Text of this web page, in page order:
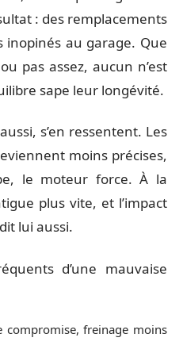
: des remplacements
inopinés au garage. Que
pas assez, aucun n’est
sape leur longévité.
s’en ressentent. Les
moins précises,
le moteur force. À la
plus vite, et l’impact
lui aussi.
d’une mauvaise
compromise, freinage moins